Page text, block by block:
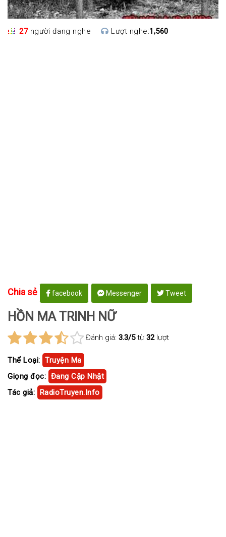
27người đang nghe Lượt nghe:1,560
Chia sẻ facebook Messenger Tweet
HỒN MA TRINH NỮ
Đánh giá: 3.3/5từ 32lượt
Thể Loại: Truyện Ma
Giọng đọc: Đang Cập Nhật
Tác giả: RadioTruyen.Info